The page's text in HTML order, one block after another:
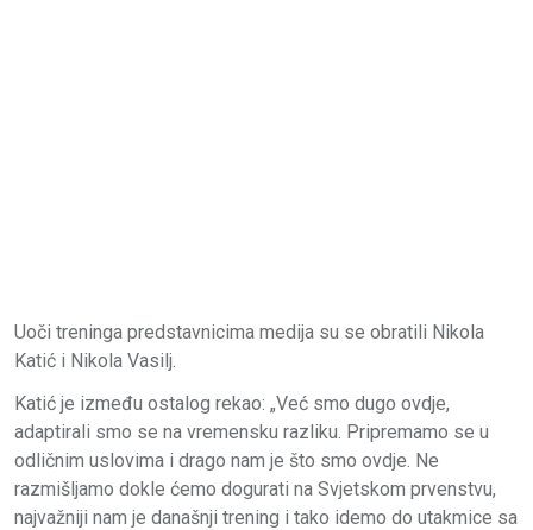
Uoči treninga predstavnicima medija su se obratili Nikola
Katić i Nikola Vasilj.
Katić je između ostalog rekao: „Već smo dugo ovdje,
adaptirali smo se na vremensku razliku. Pripremamo se u
odličnim uslovima i drago nam je što smo ovdje. Ne
razmišljamo dokle ćemo dogurati na Svjetskom prvenstvu,
najvažniji nam je današnji trening i tako idemo do utakmice sa